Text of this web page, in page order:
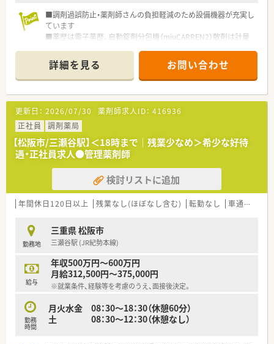
■調剤過誤防止・薬剤師さんの負担軽減のため設備機器が充実し
ています
■薬歴は電子薬歴、自動錠剤分包機（miuCARREN2）散剤は計量
す。
■経験者歓迎します！また、ブランクある方もお気軽にご相談く
ださい。やる気のある方歓迎いたします。
■20～40代の若手薬剤師さんが活躍中！今後の世代を担って頂
ける方を募集しています。
■残業少なめ、定時18：30でプライベートも充実できる環境で
す。
■経営者が薬剤師で現場の仕事に理解のある薬局さんです♪
詳細を見る お問い合わせ
更新日： 2026/07/30 薬剤師求人ID： 416936
正社員
調剤薬局
【松阪市/三瀬谷駅】＜18時まで｜残業少なめ＞希少な好待
遇・正社員求人●管理薬剤師
検討リストに追加
年間休日120日以上 残業なし(ほぼなし含む) 転勤なし 車通勤可
勤務地
三重県 松阪市
三瀬谷駅 (JR紀勢本線)
給与
年収500万円～600万円
月給312,500円～375,000円
※就業条件、経験等を考慮のうえ、面接後決定。
勤務
時間
月火水金 08：30～18：30（休憩60分）
土 08：30～12：30（休憩なし）